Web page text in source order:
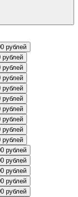
рублей
рублей
рублей
рублей
рублей
рублей
рублей
рублей
рублей
рублей
рублей
рублей
рублей
рублей
рублей